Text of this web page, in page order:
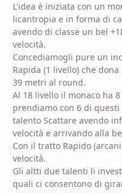
L'idea è iniziata con un
licantropia e in forma di
avendo di classe un bel
velocità.
Concediamogli pure un
Rapida (1 livello) che
39 metri al round.
Al 18 livello il monaco ha
prendiamo con 6 di
talento Scattare avendo
velocità e arrivando alla
Con il tratto Rapido
velocità.
Gli altti due talenti li
quali ci consentono di